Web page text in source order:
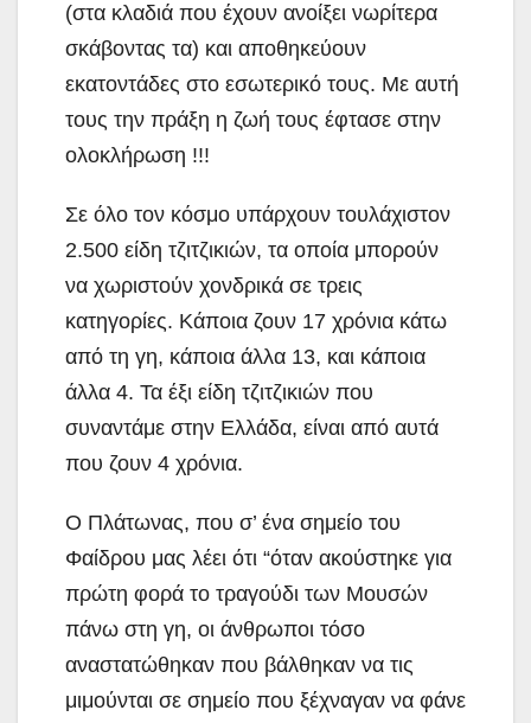
(στα κλαδιά που έχουν ανοίξει νωρίτερα
σκάβοντας τα) και αποθηκεύουν
εκατοντάδες στο εσωτερικό τους. Με αυτή
τους την πράξη η ζωή τους έφτασε στην
ολοκλήρωση !!!
Σε όλο τον κόσμο υπάρχουν τουλάχιστον
2.500 είδη τζιτζικιών, τα οποία μπορούν
να χωριστούν χονδρικά σε τρεις
κατηγορίες. Κάποια ζουν 17 χρόνια κάτω
από τη γη, κάποια άλλα 13, και κάποια
άλλα 4. Τα έξι είδη τζιτζικιών που
συναντάμε στην Ελλάδα, είναι από αυτά
που ζουν 4 χρόνια.
Ο Πλάτωνας, που σ’ ένα σημείο του
Φαίδρου μας λέει ότι “όταν ακούστηκε για
πρώτη φορά το τραγούδι των Μουσών
πάνω στη γη, οι άνθρωποι τόσο
αναστατώθηκαν που βάλθηκαν να τις
μιμούνται σε σημείο που ξέχναγαν να φάνε